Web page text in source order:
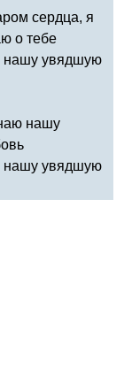
сердца, я
о тебе
нашу увядшую
нашу
нашу увядшую